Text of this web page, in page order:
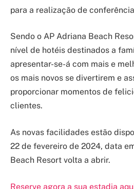
para a realização de
Sendo o AP Adriana Beach
nível de hotéis destinados a
apresentar-se-á com mais e
os mais novos se divertirem e
proporcionar momentos de
clientes.
As novas facilidades estão
22 de fevereiro de 2024, data
Beach Resort volta a abrir.
Reserve agora a sua estadia